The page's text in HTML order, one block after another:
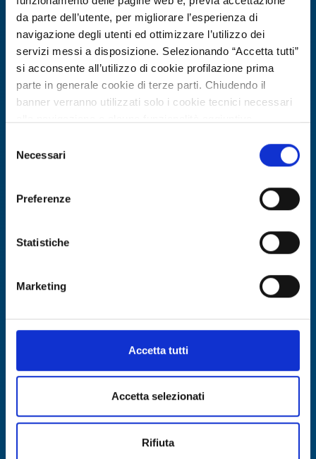
da parte dell’utente, per migliorare l’esperienza di
navigazione degli utenti ed ottimizzare l’utilizzo dei
servizi messi a disposizione. Selezionando “Accetta tutti”
si acconsente all’utilizzo di cookie profilazione prima
parte in generale cookie di terze parti. Chiudendo il
banner verranno utilizzati solo i cookie tecnici necessari
Per conoscere i dettagli, consulta la nostra cookie policy.
https://www.openinnovation.regione.lombardia.it/it/co
https://www.openinnovation.regione.lombardia.it/it/pr
delNecessari
Preferenze
Statistiche
Marketing
Accetta tutti
Accetta selezionati
Rifiuta
Expires on26 febbraio 2027
Business offer
prodotto e fabbricazione su misura
Expires on26 febbraio 2027